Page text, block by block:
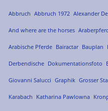
Abbruch Abbruch 1972 Alexander
And where are the horses
Arabische Pferde Bairactar Bauplan
Derbendische Dokumentationsfoto
Giovanni Salucci Graphik Grosser
Karabach Katharina Pawlowna